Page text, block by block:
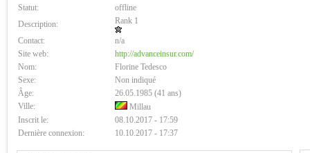
Statut:
offline
Description:
Rank 1
Contact:
n/a
Site web:
http://advanceinsur.com/
Nom:
Florine Tedesco
Sexe:
Non indiqué
Âge:
26.05.1985 (41 ans)
Ville:
Millau
Inscrit le:
08.10.2017 - 17:59
Dernière connexion:
10.10.2017 - 17:37